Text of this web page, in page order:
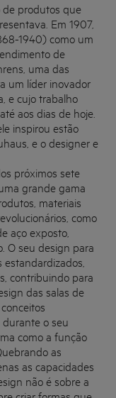
de produtos que
Em 1907,
1940) como um
de
uma das
um líder inovador
e cujo trabalho
aos dias de hoje.
inspirou estão
e o designer e
próximos sete
grande gama
materiais
como
aço exposto,
O seu design para
contribuindo para
das salas de
o seu
como a função
as
as capacidades
não é sobre a